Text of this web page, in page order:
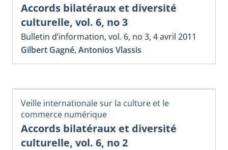
Accords bilatéraux et diversité
culturelle, vol. 6, no 3
Bulletin d’information, vol. 6, no 3, 4 avril 2011
Gilbert Gagné, Antonios Vlassis
Veille internationale sur la culture et le
commerce numérique
Accords bilatéraux et diversité
culturelle, vol. 6, no 2